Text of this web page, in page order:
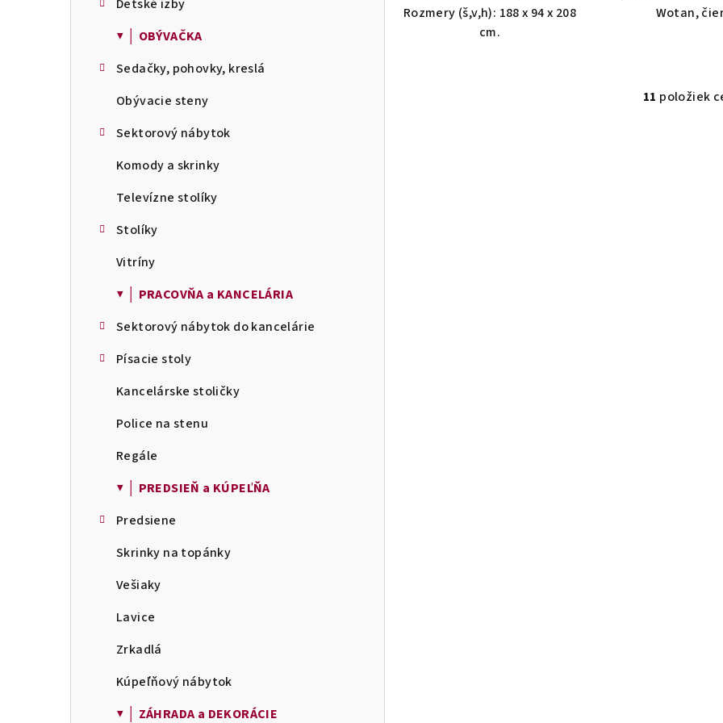
Detské izby
▼ │ OBÝVAČKA
Sedačky, pohovky, kreslá
Obývacie steny
Sektorový nábytok
Komody a skrinky
Televízne stolíky
Stolíky
Vitríny
▼ │ PRACOVŇA a KANCELÁRIA
Sektorový nábytok do kancelárie
Písacie stoly
Kancelárske stoličky
Police na stenu
Regále
▼ │ PREDSIEŇ a KÚPEĽŇA
Predsiene
Skrinky na topánky
Vešiaky
Lavice
Zrkadlá
Kúpeľňový nábytok
▼ │ ZÁHRADA a DEKORÁCIE
Rozmery (š,v,h): 188 x 94 x 208
cm.
Wotan,
O
11 položiek